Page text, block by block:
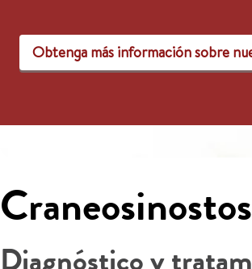
Obtenga más información sobre
Diagnóstico y